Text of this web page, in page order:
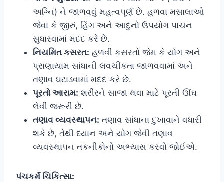
અગ્નિ) ને જાળવવું મહત્વપૂર્ણ છે. હળવા મસાલાઓ
જેવા કે જીરું, હિંગ અને આદુનો ઉપયોગ પાચન
સુધારવામાં મદદ કરે છે.
નિયમિત કસરત: હળવી કસરતો જેમ કે યોગ અને
પ્રાણાયામ સાંધાની લવચીકતા જાળવવામાં અને
તણાવ ઘટાડવામાં મદદ કરે છે.
પૂરતો આરામ: શરીરને સાજા થવા માટે પૂરતી ઊંઘ
લેવી જરૂરી છે.
તણાવ વ્યવસ્થાપન: તણાવ સાંધાના દુખાવાને વધારી
શકે છે, તેથી ધ્યાન અને યોગ જેવી તણાવ
વ્યવસ્થાપન તકનીકોનો અભ્યાસ કરવો જોઈએ.
પંચકર્મ ચિકિત્સા: